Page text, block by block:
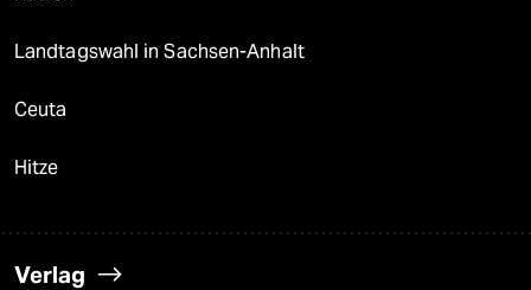
Landtagswahl in Sachsen-Anhalt
Ceuta
Hitze
Verlag